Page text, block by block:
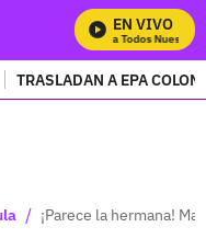
EN VIVO
Mira Todos Nuestros
TRASLADAN A EPA
/ ¡Parece la hermana!